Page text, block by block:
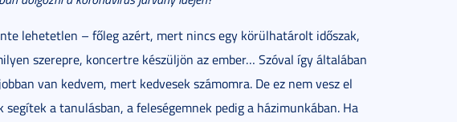
lehetetlen – főleg azért, mert nincs egy körülhatárolt időszak,
szerepre, koncertre készüljön az ember… Szóval így általában
van kedvem, mert kedvesek számomra. De ez nem vesz el
a tanulásban, a feleségemnek pedig a házimunkában. Ha